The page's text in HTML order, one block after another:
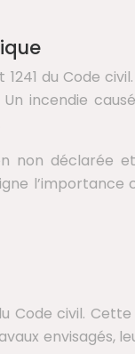
du Code
incendie
non déclarée
Code civil.
envisagés,